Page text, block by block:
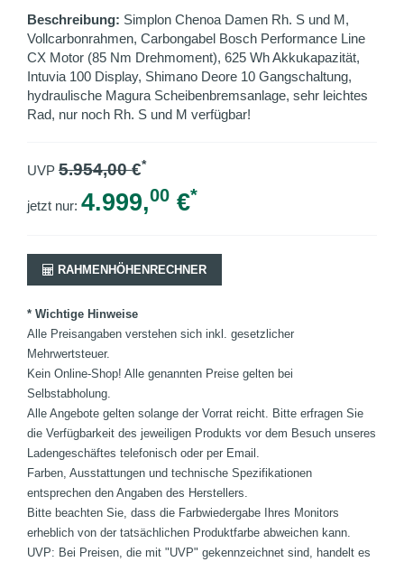
Beschreibung: Simplon Chenoa Damen Rh. S und M,
Vollcarbonrahmen, Carbongabel Bosch Performance Line
CX Motor (85 Nm Drehmoment), 625 Wh Akkukapazität,
Intuvia 100 Display, Shimano Deore 10 Gangschaltung,
hydraulische Magura Scheibenbremsanlage, sehr leichtes
Rad, nur noch Rh. S und M verfügbar!
UVP 5.954,00€*
jetzt nur: 4.999,00 €*
RAHMENHÖHENRECHNER
* Wichtige Hinweise
Alle Preisangaben verstehen sich inkl. gesetzlicher
Mehrwertsteuer.
Kein Online-Shop! Alle genannten Preise gelten bei
Selbstabholung.
Alle Angebote gelten solange der Vorrat reicht. Bitte erfragen Sie
die Verfügbarkeit des jeweiligen Produkts vor dem Besuch unseres
Ladengeschäftes telefonisch oder per Email.
Farben, Ausstattungen und technische Spezifikationen
entsprechen den Angaben des Herstellers.
Bitte beachten Sie, dass die Farbwiedergabe Ihres Monitors
erheblich von der tatsächlichen Produktfarbe abweichen kann.
UVP: Bei Preisen, die mit "UVP" gekennzeichnet sind, handelt es